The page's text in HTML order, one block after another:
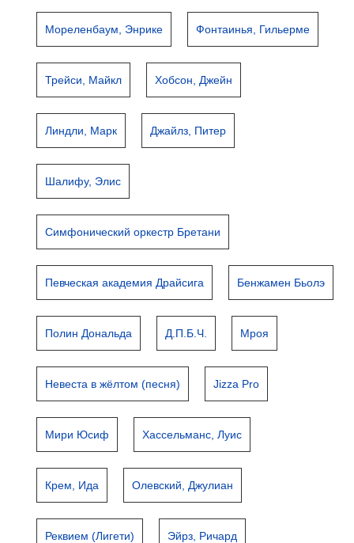
Мореленбаум, Энрике Фонтаинья, Гильерме
Трейси, Майкл Хобсон, Джейн
Линдли, Марк Джайлз, Питер
Шалифу, Элис
Симфонический оркестр Бретани
Певческая академия Драйсига Бенжамен Бьолэ
Полин Дональда Д.П.Б.Ч. Мроя
Невеста в жёлтом (песня) Jizza Pro
Мири Юсиф Хассельманс, Луис
Крем, Ида Олевский, Джулиан
Реквием (Лигети) Эйрз, Ричард